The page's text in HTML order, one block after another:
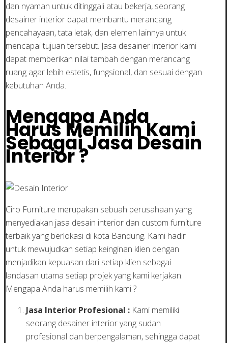
dan nyaman untuk ditinggali atau bekerja, seorang
desainer interior dapat membantu merancang
pencahayaan, tata letak, dan elemen lainnya untuk
mencapai tujuan tersebut. Jasa desainer interior kami
dapat memberikan nilai tambah dengan merancang
ruang agar lebih estetis, fungsional, dan sesuai dengan
kebutuhan Anda.
Mengapa Anda
Harus Memilih Kami
Sebagai Jasa Desain
Interior ?
Ciro Furniture merupakan sebuah perusahaan yang
menyediakan jasa desain interior dan custom furniture
terbaik yang berlokasi di kota Bandung. Kami hadir
untuk mewujudkan setiap keinginan klien dengan
menjadikan kepuasan dari setiap klien sebagai
landasan utama setiap projek yang kami kerjakan.
Mengapa Anda harus memilih kami ?
Jasa Interior Profesional : Kami memiliki
seorang desainer interior yang sudah
profesional dan berpengalaman, sehingga dapat